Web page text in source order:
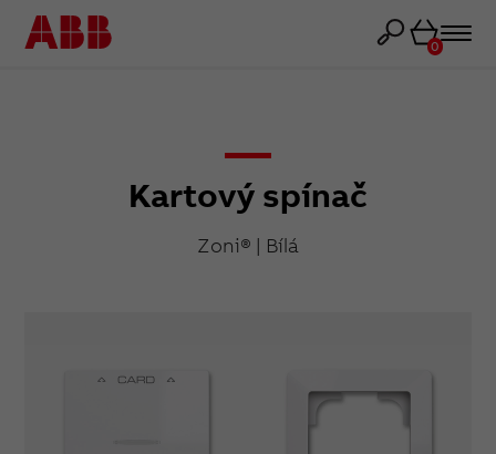
Košík
0
Kartový spínač
Zoni® | Bílá